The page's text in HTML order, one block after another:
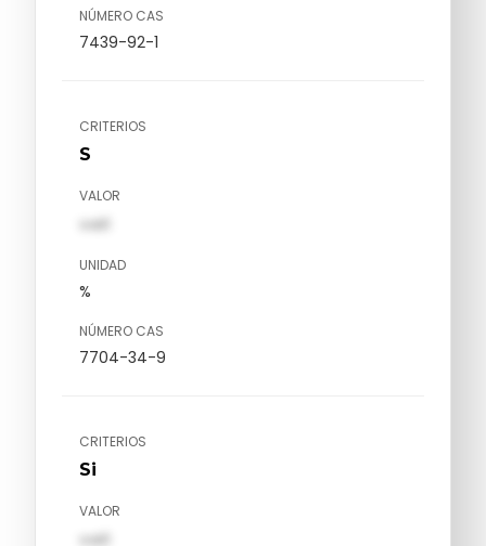
NÚMERO CAS
7439-92-1
CRITERIOS
S
VALOR
val1
UNIDAD
%
NÚMERO CAS
7704-34-9
CRITERIOS
Si
VALOR
val1